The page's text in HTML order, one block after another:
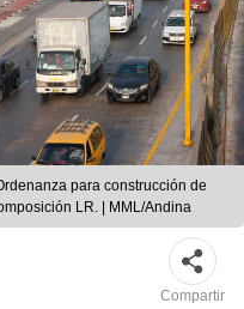
para construcción de
LR. | MML/Andina
Compartir